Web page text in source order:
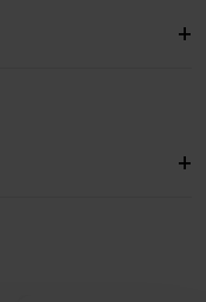
+
+